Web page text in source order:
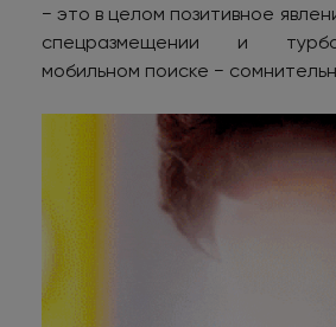
− это в целом позитивное
спецразмещении и
мобильном поиске −